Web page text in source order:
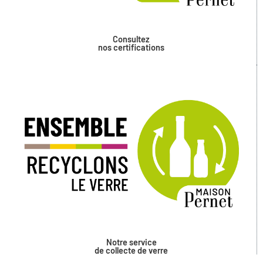
Consultez
nos certifications
Notre service
de collecte de verre